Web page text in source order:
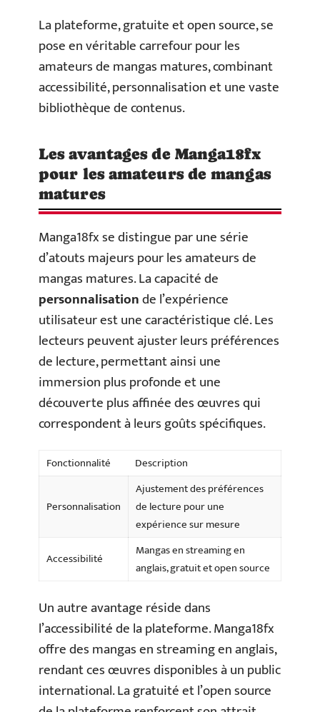
La plateforme, gratuite et open source, se
pose en véritable carrefour pour les
amateurs de mangas matures, combinant
accessibilité, personnalisation et une vaste
bibliothèque de contenus.
Les avantages de Manga18fx
pour les amateurs de mangas
matures
Manga18fx se distingue par une série
d’atouts majeurs pour les amateurs de
mangas matures. La capacité de
personnalisationde l’expérience
utilisateur est une caractéristique clé. Les
lecteurs peuvent ajuster leurs préférences
de lecture, permettant ainsi une
immersion plus profonde et une
découverte plus affinée des œuvres qui
correspondent à leurs goûts spécifiques.
Fonctionnalité Description
Personnalisation
Ajustement des préférences
de lecture pour une
expérience sur mesure
Accessibilité
Mangas en streaming en
anglais, gratuit et open source
Un autre avantage réside dans
l’accessibilité de la plateforme. Manga18fx
offre des mangas en streaming en anglais,
rendant ces œuvres disponibles à un public
international. La gratuité et l’open source